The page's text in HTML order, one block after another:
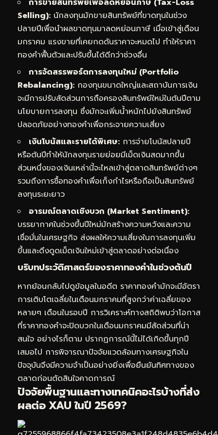
การขายสินทรัพย์เพื่อลดหย่อนภาษี (Tax-Loss
Selling): นักลงทุนมักขายสินทรัพย์ที่ขาดทุนในช่วง
ปลายปีเพื่อนำผลขาดทุนมาลดหย่อนภาษี เมื่อเข้าสู่เดือน
มกราคม แรงขายที่เคยกดดันราคาจะหมดไป ทำให้ราคา
ทองคำฟื้นตัวและปรับขึ้นได้ดีกว่าช่วงอื่น
การจัดสรรพอร์ตการลงทุนใหม่ (Portfolio
Rebalancing): กองทุนขนาดใหญ่และสถาบันการเงิน
จะมีการปรับสัดส่วนการถือครองสินทรัพย์ใหม่ในต้นปีตาม
นโยบายการลงทุน ซึ่งมักจะเพิ่มน้ำหนักไปยังสินทรัพย์
ปลอดภัยอย่างทองคำเพื่อกระจายความเสี่ยง
เงินโบนัสและรายได้พิเศษ: การจ่ายโบนัสปลายปี
หรือต้นปีทำให้นักลงทุนรายย่อยมีเม็ดเงินสดมากขึ้น
ส่วนหนึ่งของเงินเหล่านี้จะไหลเข้าสู่ตลาดสินทรัพย์ต่างๆ
รวมถึงการซื้อทองคำเพื่อเก็งกำไรหรือถือเป็นสินทรัพย์
ลงทุนระยะยาว
อารมณ์ตลาดเชิงบวก (Market Sentiment):
บรรยากาศในช่วงขึ้นปีใหม่มักสร้างความหวังและความ
เชื่อมั่นในเศรษฐกิจ ส่งผลให้ความเสี่ยงในการลงทุนเพิ่ม
ขึ้นและดึงดูดเม็ดเงินใหม่เข้าสู่ตลาดอย่างต่อเนื่อง
บริบทประวัติศาสตร์ของราคาทองคำในช่วงต้นปี
หากย้อนกลับไปดูข้อมูลในอดีต ราคาทองคำมักจะมีอัตรา
การเติบโตเฉลี่ยในเดือนมกราคมที่สูงกว่าค่าเฉลี่ยของ
หลายๆ เดือนในรอบปี การวิเคราะห์ทางสถิติพบว่าโอกาส
ที่ราคาทองคำจะปิดบวกในเดือนมกราคมมีสัดส่วนที่น่า
สนใจ อย่างไรก็ตาม ปรากฏการณ์นี้ไม่ได้เกิดขึ้นทุกปี
เสมอไป การพิจารณาปัจจัยแวดล้อมทางเศรษฐกิจใน
ปัจจุบันจึงมีความจำเป็นอย่างยิ่งเพื่อยืนยันทิศทางของ
ตลาดก่อนตัดสินใจคาดการณ์
ปัจจัยพื้นฐานและทางเทคนิคอะไรบ้างที่ส่ง
ผลต่อ XAU ในปี 2569?